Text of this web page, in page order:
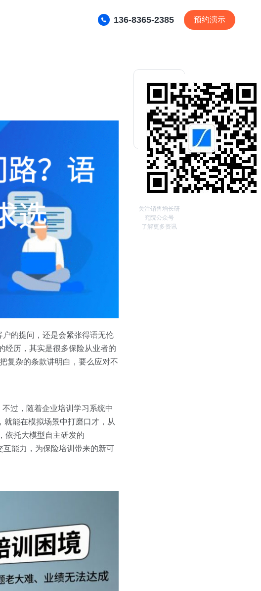
136-8365-2385 预约演示
的提问，还是会紧张得语无伦
经历，其实是很多保险从业者的
复杂的条款讲明白，要么应对不
过，随着企业培训学习系统中
能在模拟场景中打磨口才，从
依托大模型自主研发的
能力，为保险培训带来的新可
关注销售增长研
究院公众号
了解更多资讯